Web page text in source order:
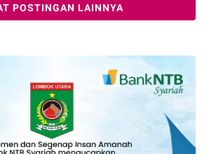
POSTINGAN LAINNYA